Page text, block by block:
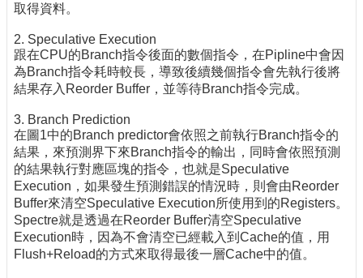
取得資料。
2. Speculative Execution
跟在CPU的Branch指令後面的數個指令，在Pipline中會因
為Branch指令耗時較長，導致後續幾個指令會先執行後將
結果存入Reorder Buffer，並等待Branch指令完成。
3. Branch Prediction
在圖1中的Branch predictor會依照之前執行Branch指令的
結果，來預測界下來Branch指令的輸出，同時會依照預測
的結果執行對應區塊的指令，也就是Speculative
Execution，如果發生預測錯誤的情況時，則會由Reorder
Buffer來清空Speculative Execution所使用到的Registers。
Spectre就是透過在Reorder Buffer清空Speculative
Execution時，因為不會清空已經載入到Cache的值，用
Flush+Reload的方式來取得最後一層Cache中的值。